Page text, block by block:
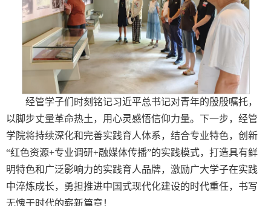
经管学子们时刻铭记习近平总书记对青年的殷殷嘱托，
以脚步丈量革命热土，用心灵感悟信仰力量。下一步，经管
学院将持续深化和完善实践育人体系，结合专业特色，创新
“红色资源+专业调研+融媒体传播”的实践模式，打造具有鲜
明特色和广泛影响力的实践育人品牌，激励广大学子在实践
中淬炼成长，勇担推进中国式现代化建设的时代重任，书写
无愧于时代的崭新篇章！